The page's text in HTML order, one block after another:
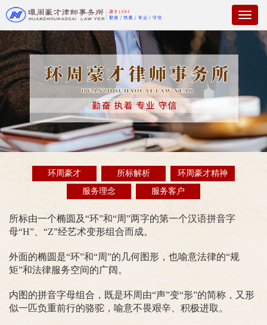
Toggle
环周豪才 所标解析
环周豪才精神
服务理念
服务客户
所标由一个椭圆及“环”和“周”两字的第一个汉语拼音字
母“H”、“Z”经艺术变形组合而成。
外面的椭圆是“环”和“周”的几何图形，也喻意法律的“规
矩”和法律服务空间的广阔。
内图的拼音字母组合，既是环周由“声”变“形”的简称，又形
似一匹负重前行的骆驼，喻意不畏艰辛、积极进取。